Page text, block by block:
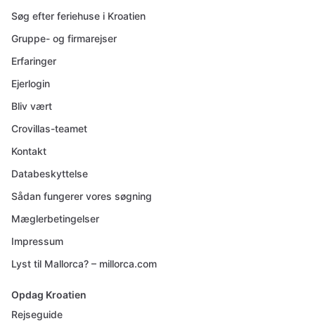
Søg efter feriehuse i Kroatien
Gruppe- og firmarejser
Erfaringer
Ejerlogin
Bliv vært
Crovillas-teamet
Kontakt
Databeskyttelse
Sådan fungerer vores søgning
Mæglerbetingelser
Impressum
Lyst til Mallorca? – millorca.com
Opdag Kroatien
Rejseguide